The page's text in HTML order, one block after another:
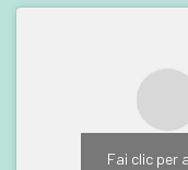
Fai clic per